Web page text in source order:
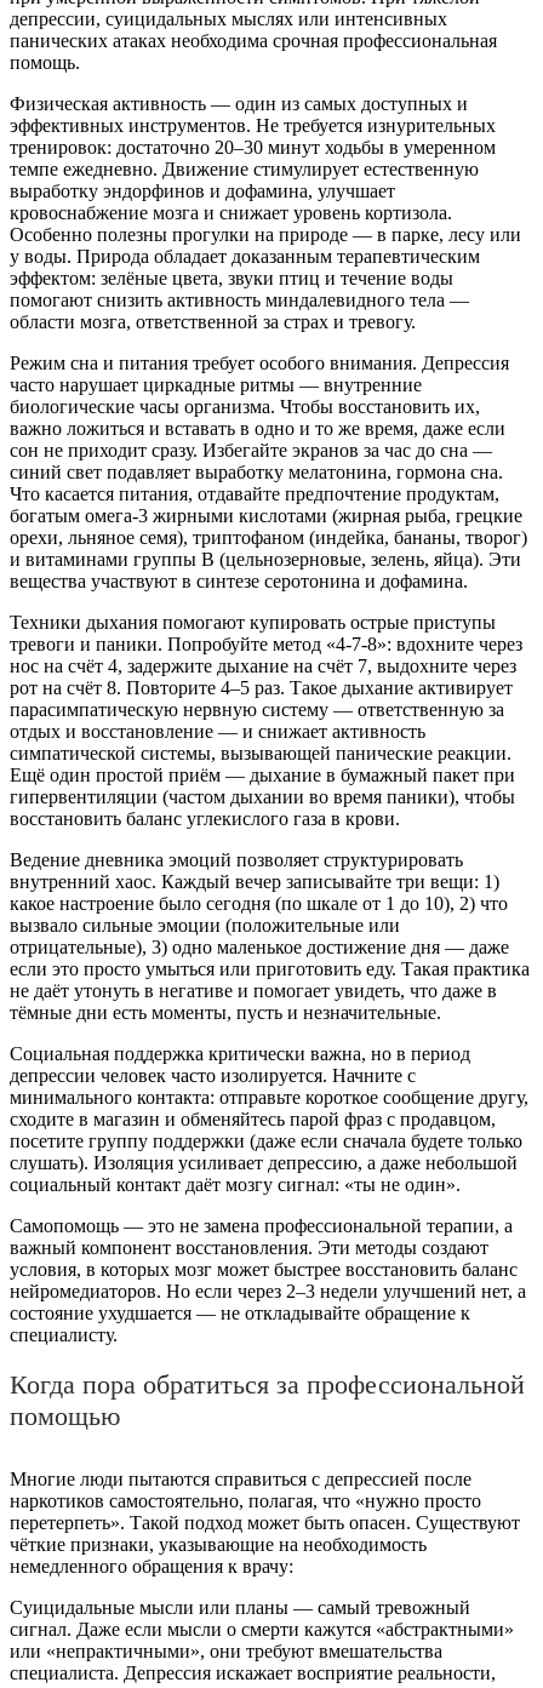
депрессии, суицидальных мыслях или интенсивных
панических атаках необходима срочная профессиональная
помощь.
Физическая активность — один из самых доступных и
эффективных инструментов. Не требуется изнурительных
тренировок: достаточно 20–30 минут ходьбы в умеренном
темпе ежедневно. Движение стимулирует естественную
выработку эндорфинов и дофамина, улучшает
кровоснабжение мозга и снижает уровень кортизола.
Особенно полезны прогулки на природе — в парке, лесу или
у воды. Природа обладает доказанным терапевтическим
эффектом: зелёные цвета, звуки птиц и течение воды
помогают снизить активность миндалевидного тела —
области мозга, ответственной за страх и тревогу.
Режим сна и питания требует особого внимания. Депрессия
часто нарушает циркадные ритмы — внутренние
биологические часы организма. Чтобы восстановить их,
важно ложиться и вставать в одно и то же время, даже если
сон не приходит сразу. Избегайте экранов за час до сна —
синий свет подавляет выработку мелатонина, гормона сна.
Что касается питания, отдавайте предпочтение продуктам,
богатым омега-3 жирными кислотами (жирная рыба, грецкие
орехи, льняное семя), триптофаном (индейка, бананы, творог)
и витаминами группы B (цельнозерновые, зелень, яйца). Эти
вещества участвуют в синтезе серотонина и дофамина.
Техники дыхания помогают купировать острые приступы
тревоги и паники. Попробуйте метод «4-7-8»: вдохните через
нос на счёт 4, задержите дыхание на счёт 7, выдохните через
рот на счёт 8. Повторите 4–5 раз. Такое дыхание активирует
парасимпатическую нервную систему — ответственную за
отдых и восстановление — и снижает активность
симпатической системы, вызывающей панические реакции.
Ещё один простой приём — дыхание в бумажный пакет при
гипервентиляции (частом дыхании во время паники), чтобы
восстановить баланс углекислого газа в крови.
Ведение дневника эмоций позволяет структурировать
внутренний хаос. Каждый вечер записывайте три вещи: 1)
какое настроение было сегодня (по шкале от 1 до 10), 2) что
вызвало сильные эмоции (положительные или
отрицательные), 3) одно маленькое достижение дня — даже
если это просто умыться или приготовить еду. Такая практика
не даёт утонуть в негативе и помогает увидеть, что даже в
тёмные дни есть моменты, пусть и незначительные.
Социальная поддержка критически важна, но в период
депрессии человек часто изолируется. Начните с
минимального контакта: отправьте короткое сообщение другу,
сходите в магазин и обменяйтесь парой фраз с продавцом,
посетите группу поддержки (даже если сначала будете только
слушать). Изоляция усиливает депрессию, а даже небольшой
социальный контакт даёт мозгу сигнал: «ты не один».
Самопомощь — это не замена профессиональной терапии, а
важный компонент восстановления. Эти методы создают
условия, в которых мозг может быстрее восстановить баланс
нейромедиаторов. Но если через 2–3 недели улучшений нет, а
состояние ухудшается — не откладывайте обращение к
специалисту.
Когда пора обратиться за профессиональной
помощью
Многие люди пытаются справиться с депрессией после
наркотиков самостоятельно, полагая, что «нужно просто
перетерпеть». Такой подход может быть опасен. Существуют
чёткие признаки, указывающие на необходимость
немедленного обращения к врачу:
Суицидальные мысли или планы — самый тревожный
сигнал. Даже если мысли о смерти кажутся «абстрактными»
или «непрактичными», они требуют вмешательства
специалиста. Депрессия искажает восприятие реальности,